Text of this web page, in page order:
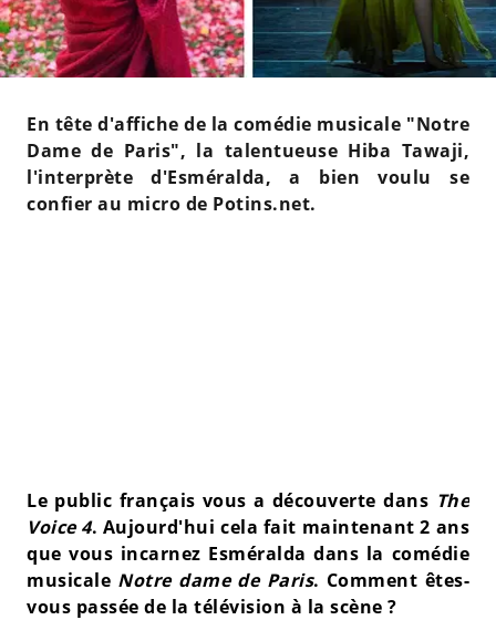
En tête d'affiche de la comédie musicale "Notre
Dame de Paris", la talentueuse Hiba Tawaji,
l'interprète d'Esméralda, a bien voulu se
confier au micro de Potins.net.
Le public français vous a découverte dans The
Voice 4. Aujourd'hui cela fait maintenant 2 ans
que vous incarnez Esméralda dans la comédie
musicale Notre dame de Paris. Comment êtes-
vous passée de la télévision à la scène ?